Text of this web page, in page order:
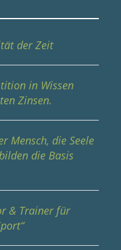
der Zeit
in Wissen
Zinsen.
Mensch, die Seele
die Basis
& Trainer für